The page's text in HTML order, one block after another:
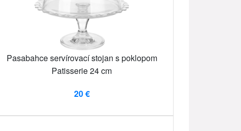
Pasabahce servírovací stojan s poklopom
Patisserie 24 cm
20 €